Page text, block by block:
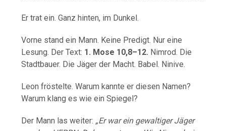
Er trat ein. Ganz hinten, im Dunkel.
Vorne stand ein Mann. Keine Predigt. Nur eine
Lesung. Der Text: 1. Mose 10,8–12. Nimrod. Die
Stadtbauer. Die Jäger der Macht. Babel. Ninive.
Leon fröstelte. Warum kannte er diesen Namen?
Warum klang es wie ein Spiegel?
Der Mann las weiter: „Er war ein gewaltiger Jäger